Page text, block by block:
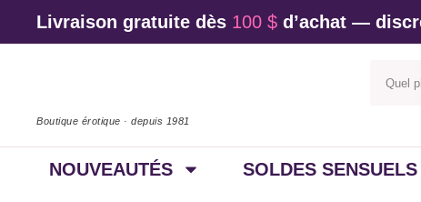
Livraison gratuite dès 100 $ d’achat —
Boutique érotique · depuis 1981
NOUVEAUTÉS SOLDES SENSUELS